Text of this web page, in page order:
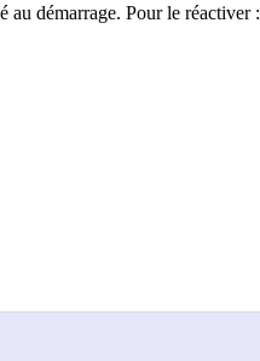
au démarrage. Pour le réactiver :